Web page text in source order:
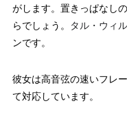
がします。置きっぱなし
らでしょう。
タル・ウィ
ンです。
彼女は高音弦の速いフレ
て対応しています。